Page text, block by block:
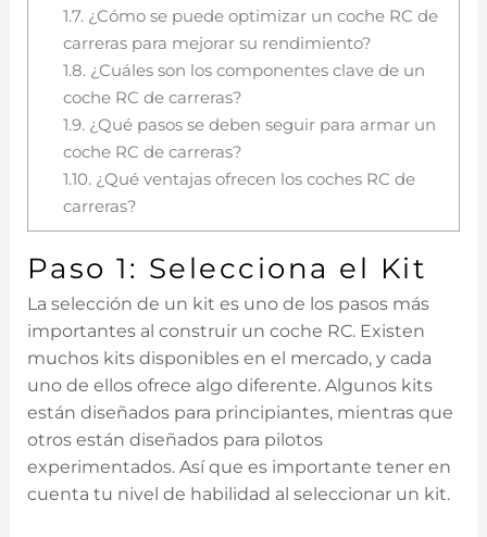
1.7. ¿Cómo se puede optimizar un coche RC de
carreras para mejorar su rendimiento?
1.8. ¿Cuáles son los componentes clave de un
coche RC de carreras?
1.9. ¿Qué pasos se deben seguir para armar un
coche RC de carreras?
1.10. ¿Qué ventajas ofrecen los coches RC de
carreras?
Paso 1: Selecciona el Kit
La selección de un kit es uno de los pasos más
importantes al construir un coche RC. Existen
muchos kits disponibles en el mercado, y cada
uno de ellos ofrece algo diferente. Algunos kits
están diseñados para principiantes, mientras que
otros están diseñados para pilotos
experimentados. Así que es importante tener en
cuenta tu nivel de habilidad al seleccionar un kit.